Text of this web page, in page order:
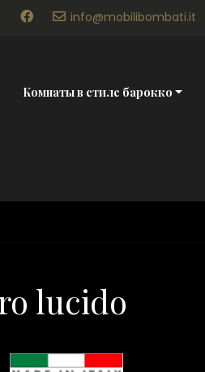
info@mobilibombati.it
Комнаты в стиле барокко
lucido